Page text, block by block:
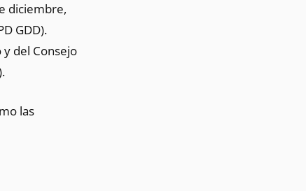
diciembre,
GDD).
del Consejo
las